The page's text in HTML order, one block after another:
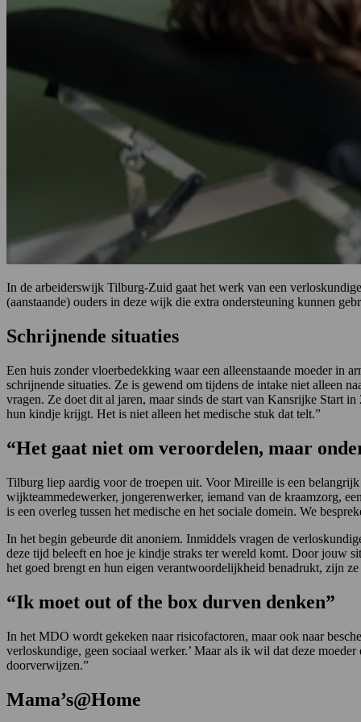
In de arbeiderswijk Tilburg-Zuid gaat het werk van een
(aanstaande) ouders in deze wijk die extra ondersteuning kunnen
Schrijnende situaties
Een huis zonder vloerbedekking waar een alleenstaande moeder in
schrijnende situaties. Ze is gewend om tijdens de intake niet alleen
vragen. Ze doet dit al jaren, maar sinds de start van Kansrijke Start
hun kindje krijgt. Het is niet alleen het medische stuk dat telt.”
“Het gaat niet om veroordelen, maar
Tilburg liep aardig voor de troepen uit. Voor Mireille is een
wijkteammedewerker, jongerenwerker, iemand van de kraamzorg,
is een overleg tussen het medische en het sociale domein. We
In het begin gebeurde dit anoniem. Inmiddels vragen de
deze tijd beleeft en hoe je kindje straks ter wereld komt. Door jouw
het goed brengt en hun eigen verantwoordelijkheid benadrukt, zijn
“Ik moet out of the box durven denken”
In het MDO wordt gekeken naar risicofactoren, maar ook naar
verloskundige, geen sociaal werker.’ Maar als ik wil dat deze
doorverwijzen.”
Mama’s@Home